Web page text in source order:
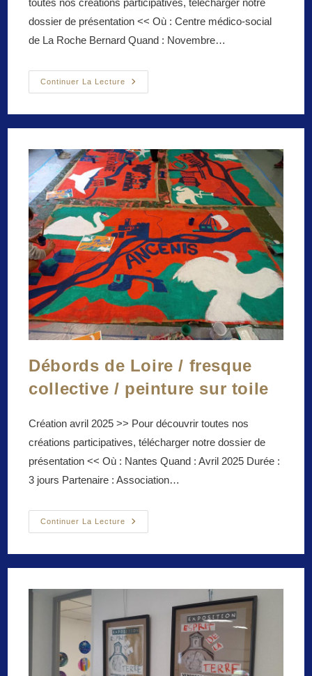
dossier de présentation << Où : Centre médico-social
de La Roche Bernard Quand : Novembre…
Continuer La Lecture
Aménagement
Des
CMS
La
Roche
Bernard
/
Fresque
Collective
Et
Création
De
Mobilier
/
Peinture
Et
Construction
Débords de Loire / fresque
collective / peinture sur toile
Création avril 2025 >> Pour découvrir toutes nos
créations participatives, télécharger notre dossier de
présentation << Où : Nantes Quand : Avril 2025 Durée :
3 jours Partenaire : Association…
Continuer La Lecture
Débords
De
Collective
Peinture